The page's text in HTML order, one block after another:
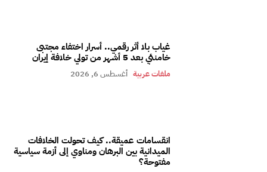
غياب بلا أثر رقمي.. أسرار اختفاء مجتبى
خامنئي بعد 5 أشهر من تولي خلافة إيران
ملفات عربية أغسطس 6, 2026
انقسامات عميقة.. كيف تحولت الخلافات
الميدانية بين البرهان ومناوي إلى أزمة سياسية
مفتوحة؟